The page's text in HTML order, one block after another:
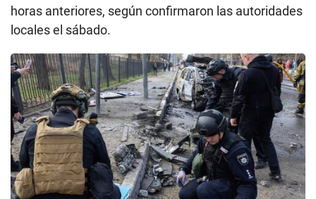
horas anteriores, según confirmaron las autoridades
locales el sábado.